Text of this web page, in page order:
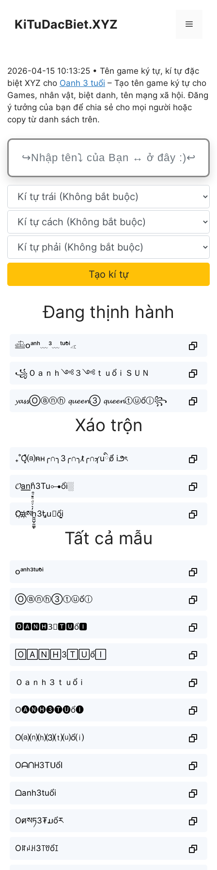
KiTuDacBiet.XYZ Menu
2026-04-15 10:13:25 • Tên game ký tự, kí tự đặc
biệt XYZ cho Oanh 3 tuổi – Tạo tên game ký tự cho
Games, nhân vật, biệt danh, tên mạng xã hội. Đăng
ý tưởng của bạn để chia sẻ cho mọi người hoặc
copy từ danh sách trên.
Tạo kí tự
Đang thịnh hành
𓊝ᴏᵃⁿʰ﹏³﹏ᵗᵘᵒ̂̉ⁱ𓂁
꧁Ｏａｎｈ༺３༺ｔｕổｉＳＵＮ
𝔂𝓪𝓼𝓼Ⓞⓐⓝⓗ 𝓺𝓾𝓮𝓮𝓷③ 𝓺𝓾𝓮𝓮𝓷ⓣⓤổⓘ꧂
Xáo trộn
₊˚O͓̽⒜n̴н╭∩╮3╭∩╮t̷╭∩╮̷uིổ̸ i౨ৎ
𝓞a͟͟n͟͟h͛3Tu⊶ổi░
O҉a҉སh̼͖̺̠̰͇̙̓͛ͮͩͦ̎ͦ̑ͅ3Ꮏu⃗ổi̬̤̯
Tất cả mẫu
ᴏᵃⁿʰ³ᵗᵘᵒ̂̉ⁱ
Ⓞⓐⓝⓗ③ⓣⓤổⓘ
🅾🅰🅽🅷3⃣🆃🆄ổ🅸
🄾🄰🄽🄷3🅃🅄ổ🄸
Ｏａｎｈ３ｔｕổｉ
O🅐🅝🅗❸🅣🅤ổ🅘
O⒜⒩⒣⑶⒯⒰ổ⒤
Oᗩᑎᕼ3TᑌổI
ᗝanh3tuổi
Oศསཏ3₮ມổར
Oꍏꈤꃅ3꓄ꀎổꀤ